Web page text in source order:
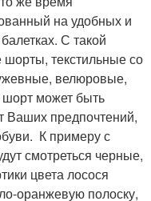
на удобных и
С такой
текстильные со
велюровые,
может быть
Ваших предпочтений,
К примеру с
смотреться черные,
цвета лосося
оранжевую полоску,